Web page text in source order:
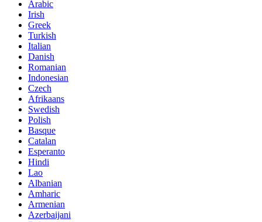
Arabic
Irish
Greek
Turkish
Italian
Danish
Romanian
Indonesian
Czech
Afrikaans
Swedish
Polish
Basque
Catalan
Esperanto
Hindi
Lao
Albanian
Amharic
Armenian
Azerbaijani